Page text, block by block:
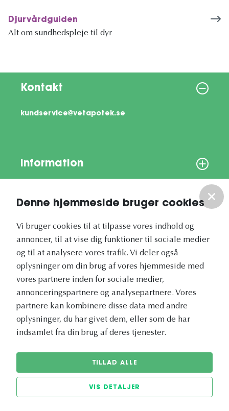
Denne hjemmeside bruger cookies
Vi bruger cookies til at tilpasse vores indhold og
annoncer, til at vise dig funktioner til sociale medier
og til at analysere vores trafik. Vi deler også
oplysninger om din brug af vores hjemmeside med
vores partnere inden for sociale medier,
annonceringspartnere og analysepartnere. Vores
partnere kan kombinere disse data med andre
oplysninger, du har givet dem, eller som de har
indsamlet fra din brug af deres tjenester.
TILLAD ALLE
VIS DETALJER
Djurvårdguiden
Alt om sundhedspleje til dyr
Kontakt
kundservice@vetapotek.se
Information
Vores nyhedsbrev
Vetapotek.dk er en del af
Evidensia
Dyresundhedspleje
© 2026 Vetapotek